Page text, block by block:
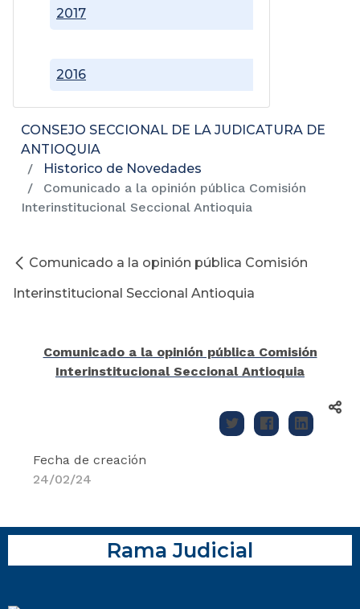
2016
2017
CONSEJO SECCIONAL DE LA JUDICATURA DE
ANTIOQUIA
Historico de Novedades
Comunicado a la opinión pública Comisión
Interinstitucional Seccional Antioquia
Comunicado a la opinión pública Comisión
Interinstitucional Seccional Antioquia
Comunicado a la opinión pública Comisión
Interinstitucional Seccional Antioquia
Fecha de creación
24/02/24
Rama Judicial